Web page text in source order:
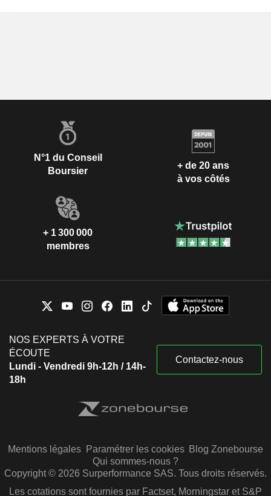
N°1 du Conseil
Boursier
+ de 20 ans
à vos côtés
+ 1 300 000
membres
NOS EXPERTS À VOTRE
ÉCOUTE
Lundi - Vendredi 9h-12h / 14h-
18h
Contactez-nous
Mentions légales Paramétrer les cookies Blog Zonebourse
Qui sommes-nous ?
Copyright © 2026 Surperformance SAS. Tous droits réservés.
Les cotations sont fournies par Factset, Morningstar et S&P